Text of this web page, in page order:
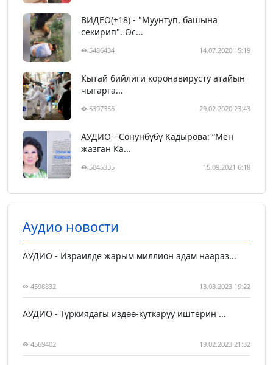
ВИДЕО(+18) - "Муунтуп, башына
секирип". Өс...
5486434 14.07.2020 15:19
Кытай бийлиги коронавирусту атайын
чыгарга...
5397356 29.02.2020 23:43
АУДИО - Сонунбүбү Кадырова: “Мен
жазган Ка...
5045335 15.09.2021 6:18
Аудио новости
АУДИО - Израилде жарым миллион адам наараз...
4598832 13.03.2023 19:22
АУДИО - Түркиядагы издөө-куткаруу иштерин ...
4569402 19.02.2023 21:32